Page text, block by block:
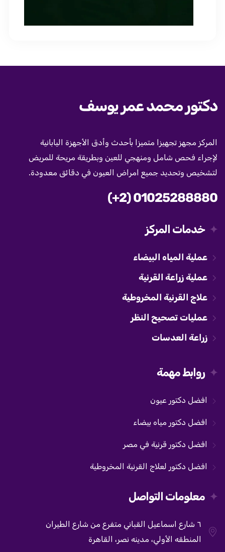
دكتور محمد عمر يوسف
المركز مجهز تجهيزا متميزا بأحدث وأدق الأجهزة اليابانية
لإجراء فحص شامل ومنهجي للعين وبطريقة مريحة للمريض
لتشخيص وتحديد جميع امراض العيون في دقائق معدودة.
(+2) 01025288880
خدمات المركز
عملية المياه البيضاء
عملية زراعة القرنية
علاج القرنية المخروطية
عمليات تصحيح النظر
زراعة العدسات
روابط مهمة
افضل دكتور عيون
افضل دكتور مياه بيضاء
افضل دكتور قرنية في مصر
افضل دكتور لعلاج القرنية المخروطية
معلومات التواصل
٦ شارع اسماعيل القباني متفرع من شارع الطيران
المنطقه الأولي، مدينه نصر، القاهرة